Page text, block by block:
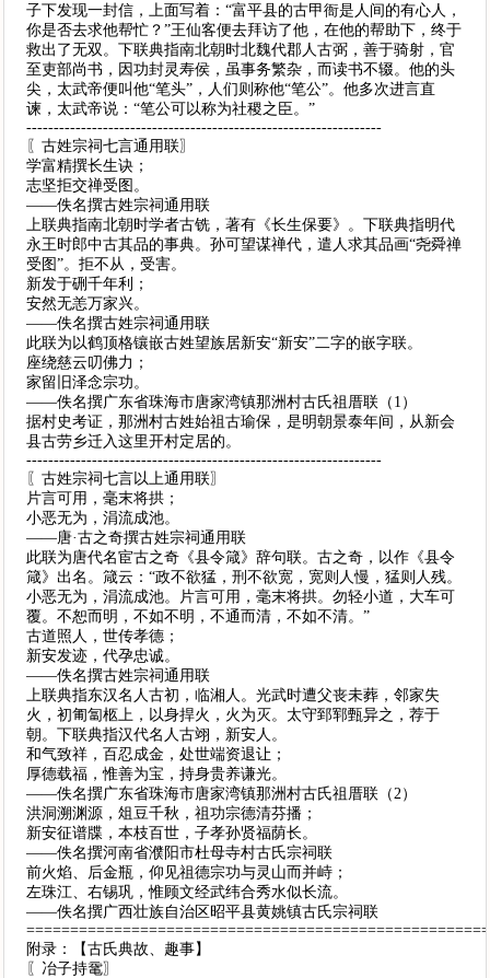
子下发现一封信，上面写着：“富平县的古甲衙是人间的有心人，
你是否去求他帮忙？”王仙客便去拜访了他，在他的帮助下，终于
救出了无双。下联典指南北朝时北魏代郡人古弼，善于骑射，官
至吏部尚书，因功封灵寿侯，虽事务繁杂，而读书不辍。他的头
尖，太武帝便叫他“笔头”，人们则称他“笔公”。他多次进言直
谏，太武帝说：“笔公可以称为社稷之臣。”
-----------------------------------------------------------------
〖古姓宗祠七言通用联〗
学富精撰长生诀；
志坚拒交禅受图。
——佚名撰古姓宗祠通用联
上联典指南北朝时学者古铣，著有《长生保要》。下联典指明代
永王时郎中古其品的事典。孙可望谋禅代，遣人求其品画“尧舜禅
受图”。拒不从，受害。
新发于硎千年利；
安然无恙万家兴。
——佚名撰古姓宗祠通用联
此联为以鹤顶格镶嵌古姓望族居新安“新安”二字的嵌字联。
座绕慈云叨佛力；
家留旧泽念宗功。
——佚名撰广东省珠海市唐家湾镇那洲村古氏祖厝联（1）
据村史考证，那洲村古姓始祖古瑜保，是明朝景泰年间，从新会
县古劳乡迁入这里开村定居的。
-----------------------------------------------------------------
〖古姓宗祠七言以上通用联〗
片言可用，毫末将拱；
小恶无为，涓流成池。
——唐·古之奇撰古姓宗祠通用联
此联为唐代名宦古之奇《县令箴》辞句联。古之奇，以作《县令
箴》出名。箴云：“政不欲猛，刑不欲宽，宽则人慢，猛则人残。
小恶无为，涓流成池。片言可用，毫末将拱。勿轻小道，大车可
覆。不恕而明，不如不明，不通而清，不如不清。”
古道照人，世传孝德；
新安发迹，代孕忠诚。
——佚名撰古姓宗祠通用联
上联典指东汉名人古初，临湘人。光武时遭父丧未葬，邻家失
火，初匍匐柩上，以身捍火，火为灭。太守郅郓甄异之，荐于
朝。下联典指汉代名人古翊，新安人。
和气致祥，百忍成金，处世端资退让；
厚德载福，惟善为宝，持身贵养谦光。
——佚名撰广东省珠海市唐家湾镇那洲村古氏祖厝联（2）
洪洞溯渊源，俎豆千秋，祖功宗德清芬播；
新安征谱牒，本枝百世，子孝孙贤福荫长。
——佚名撰河南省濮阳市杜母寺村古氏宗祠联
前火焰、后金瓶，仰见祖德宗功与灵山而并峙；
左珠江、右锡巩，惟顾文经武纬合秀水似长流。
——佚名撰广西壮族自治区昭平县黄姚镇古氏宗祠联
附录：【古氏典故、趣事】
〖冶子持鼋〗